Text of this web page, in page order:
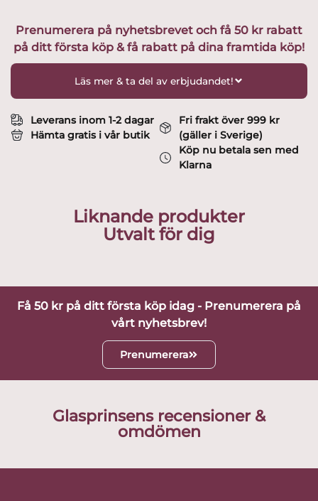
Anne
Nilsson
mängd
Prenumerera på nyhetsbrevet och få 50 kr rabatt
på ditt första köp & få rabatt på dina framtida köp!
Läs mer & ta del av erbjudandet!
Leverans inom 1-2 dagar
Hämta gratis i vår butik
Fri frakt över 999 kr
(gäller i Sverige)
Köp nu betala sen med
Klarna
Liknande produkter
Utvalt för dig
Få 50 kr på ditt första köp idag - Prenumerera på
vårt nyhetsbrev!
Prenumerera
Glasprinsens recensioner &
omdömen